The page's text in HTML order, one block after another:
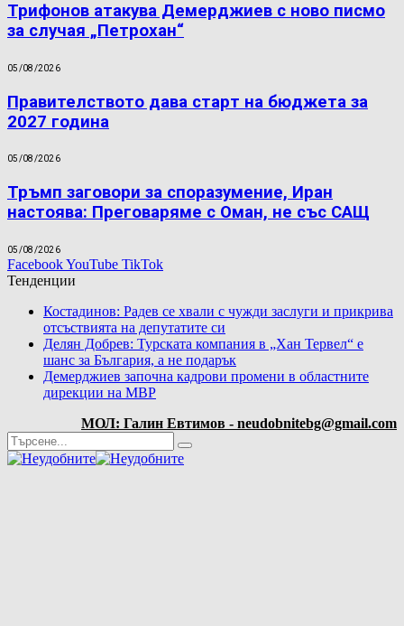
Трифонов атакува Демерджиев с ново писмо
за случая „Петрохан“
05/08/2026
Правителството дава старт на бюджета за
2027 година
05/08/2026
Тръмп заговори за споразумение, Иран
настоява: Преговаряме с Оман, не със САЩ
05/08/2026
FacebookYouTube TikTok
Тенденции
Костадинов: Радев се хвали с чужди заслуги и прикрива
отсъствията на депутатите си
Делян Добрев: Турската компания в „Хан Тервел“ е
шанс за България, а не подарък
Демерджиев започна кадрови промени в областните
дирекции на МВР
МОЛ: Галин Евтимов - neudobnitebg@gmail.com